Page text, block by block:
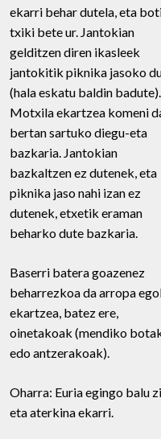
ekarri behar dutela, eta
txiki bete ur. Jantokian
gelditzen diren ikasleek
jantokitik piknika jasoko
(hala eskatu baldin badute).
Motxila ekartzea komeni
bertan sartuko diegu-eta
bazkaria. Jantokian
bazkaltzen ez dutenek, eta
piknika jaso nahi izan ez
dutenek, etxetik eraman
beharko dute bazkaria.
Baserri batera goazenez
beharrezkoa da arropa
ekartzea, batez ere,
oinetakoak (mendiko
edo antzerakoak).
Oharra: Euria egingo balu
eta aterkina ekarri.